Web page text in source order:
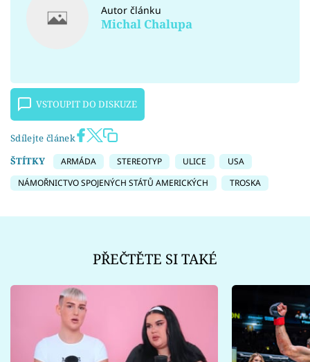
Autor článku
Michal Chalupa
VSTOUPIT DO DISKUZE
Sdílejte článek
ŠTÍTKY
ARMÁDA STEREOTYP ULICE
USA
NÁMOŘNICTVO SPOJENÝCH STÁTŮ AMERICKÝCH
TROSKA
PŘEČTĚTE SI TAKÉ